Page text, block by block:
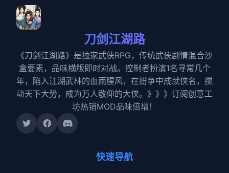
刀剑江湖路
《刀剑江湖路》是独家武侠RPG，传统武侠剧情混合沙
盒要素，品味横版即时对战。控制者扮演1名寻常几个
年，陷入江湖武林的血雨腥风，在纷争中成就侠名，搅
动天下大势，成为万人敬仰的大侠。》》》订阅创意工
坊热销MOD品味倍增！
快速导航